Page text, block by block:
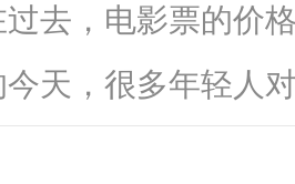
去，电影票的价
天，很多年轻人